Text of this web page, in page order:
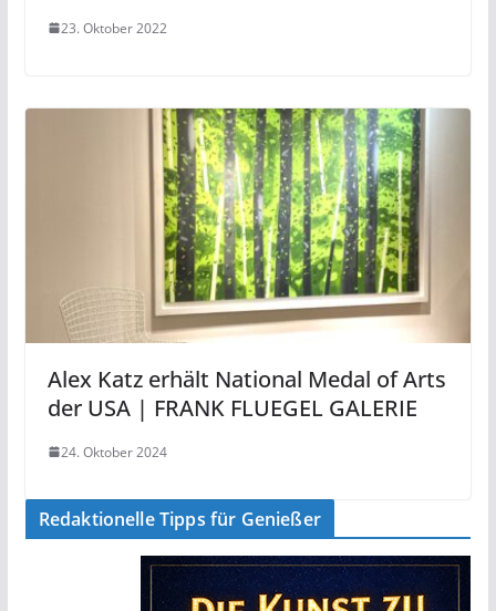
23. Oktober 2022
Alex Katz erhält National Medal of Arts
der USA | FRANK FLUEGEL GALERIE
24. Oktober 2024
Redaktionelle Tipps für Genießer